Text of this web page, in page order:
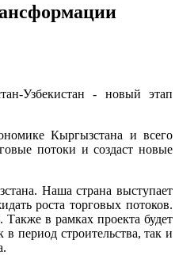
Узбекистан - новый этап
Кыргызстана и всего
потоки и создаст новые
Наша страна выступает
роста торговых потоков.
в рамках проекта будет
период строительства, так и